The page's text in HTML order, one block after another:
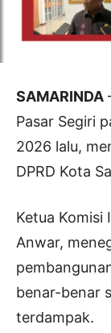
SAMARINDA
Pasar Segiri
2026 lalu,
DPRD Kota
Ketua Komisi
Anwar,
benar-benar
terdampak.